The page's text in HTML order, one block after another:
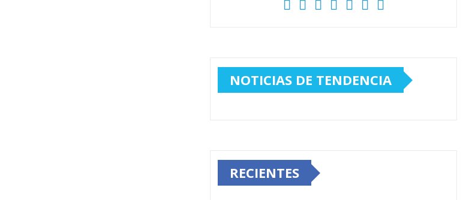
NOTICIAS DE TENDENCIA
RECIENTES